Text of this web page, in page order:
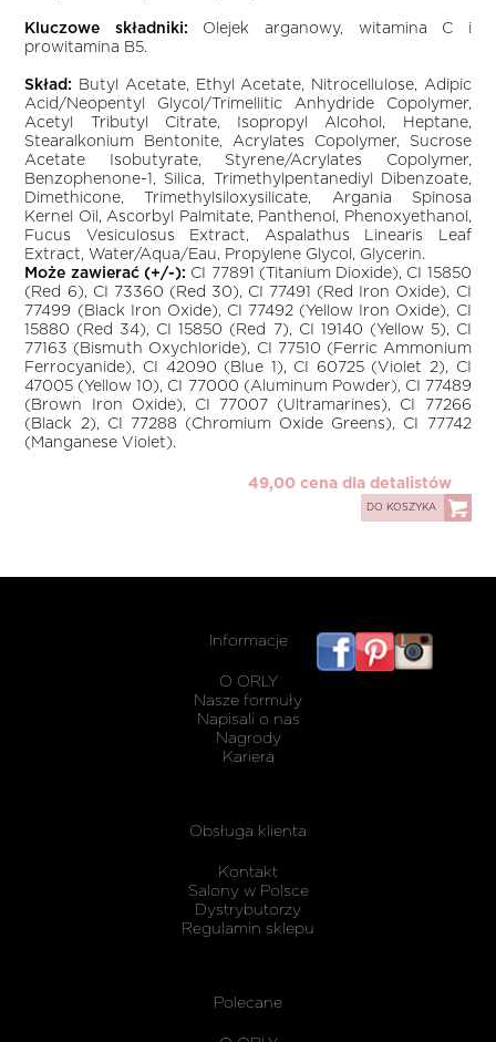
Kluczowe składniki: Olejek arganowy, witamina C i
prowitamina B5.
Skład:
Butyl Acetate, Ethyl Acetate, Nitrocellulose, Adipic
Acid/Neopentyl Glycol/Trimellitic Anhydride Copolymer,
Acetyl Tributyl Citrate, Isopropyl Alcohol, Heptane,
Stearalkonium Bentonite, Acrylates Copolymer, Sucrose
Acetate Isobutyrate, Styrene/Acrylates Copolymer,
Benzophenone-1, Silica, Trimethylpentanediyl Dibenzoate,
Dimethicone, Trimethylsiloxysilicate, Argania Spinosa
Kernel Oil, Ascorbyl Palmitate, Panthenol, Phenoxyethanol,
Fucus Vesiculosus Extract, Aspalathus Linearis Leaf
Extract, Water/Aqua/Eau, Propylene Glycol, Glycerin.
Może zawierać (+/-): CI 77891 (Titanium Dioxide), CI 15850
(Red 6), CI 73360 (Red 30), CI 77491 (Red Iron Oxide), CI
77499 (Black Iron Oxide), CI 77492 (Yellow Iron Oxide), CI
15880 (Red 34), CI 15850 (Red 7), CI 19140 (Yellow 5), CI
77163 (Bismuth Oxychloride), CI 77510 (Ferric Ammonium
Ferrocyanide), CI 42090 (Blue 1), CI 60725 (Violet 2), CI
47005 (Yellow 10), CI 77000 (Aluminum Powder), CI 77489
(Brown Iron Oxide), CI 77007 (Ultramarines), CI 77266
(Black 2), CI 77288 (Chromium Oxide Greens), CI 77742
(Manganese Violet).
49,00 cena dla detalistów
DO KOSZYKA
Informacje
O ORLY
Nasze formuły
Napisali o nas
Nagrody
Kariera
Obsługa klienta
Kontakt
Salony w Polsce
Dystrybutorzy
Regulamin sklepu
Polecane